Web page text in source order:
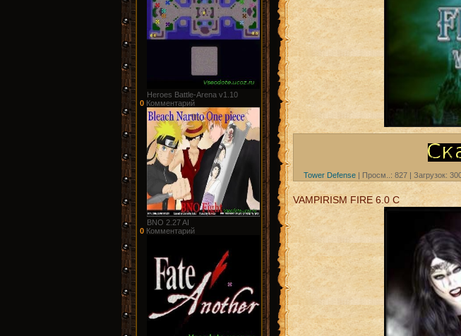
Heroes Battle-Arena v1.10
0 Комментарий
BNO 2.27 AI
0 Комментарий
Tower Defense| Просм..: 827| Загрузок:
VAMPIRISM FIRE 6.0 C